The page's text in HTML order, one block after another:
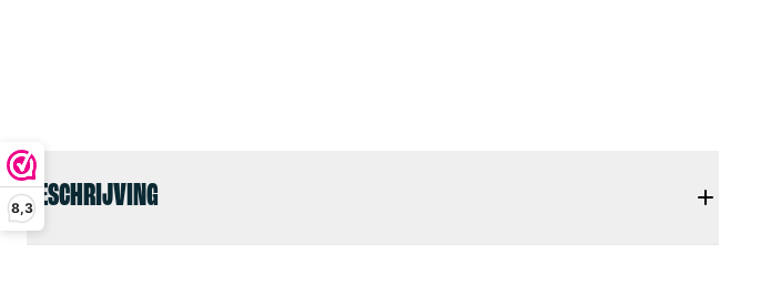
8,3BESCHRIJVING